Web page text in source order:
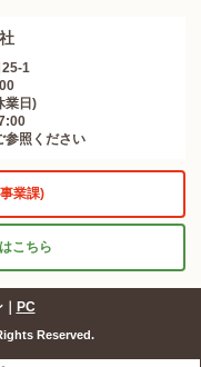
25-1
業日)
参照ください
業課)
こちら
PC
Reserved.